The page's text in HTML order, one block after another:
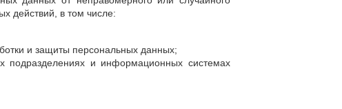
действий, в том числе:
и защиты персональных данных;
подразделениях и информационных системах